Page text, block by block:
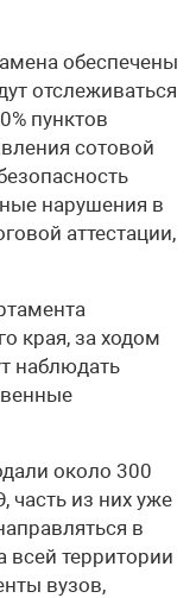
обеспечены
отслеживаться
пунктов
сотовой
нарушения в
аттестации,
края, за ходом
наблюдать
около 300
часть из них уже
в
всей территории
вузов,